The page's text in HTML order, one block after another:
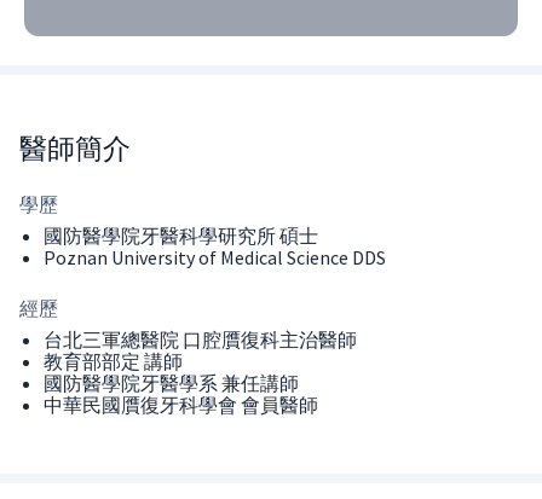
醫師簡介
學歷
國防醫學院牙醫科學研究所 碩士
Poznan University of Medical Science DDS
經歷
台北三軍總醫院 口腔贋復科主治醫師
教育部部定 講師
國防醫學院牙醫學系 兼任講師
中華民國贋復牙科學會 會員醫師